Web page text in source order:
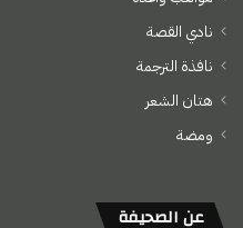
نادي القصة
نافذة الترجمة
هتان الشعر
ومضة
عن الصحيفة